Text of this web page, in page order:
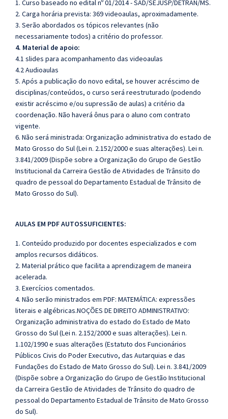
1. Curso baseado no edital nº 01/2014 - SAD/SEJUSP/DETRAN/MS.
2. Carga horária prevista: 369 videoaulas, aproximadamente.
3. Serão abordados os tópicos relevantes (não
necessariamente todos) a critério do professor.
4. Material de apoio:
4.1 slides para acompanhamento das videoaulas
4.2 Audioaulas
5. Após a publicação do novo edital, se houver acréscimo de
disciplinas/conteúdos, o curso será reestruturado (podendo
existir acréscimo e/ou supressão de aulas) a critério da
coordenação. Não haverá ônus para o aluno com contrato
vigente.
6. Não será ministrada: Organização administrativa do estado de
Mato Grosso do Sul (Lei n. 2.152/2000 e suas alterações). Lei n.
3.841/2009 (Dispõe sobre a Organização do Grupo de Gestão
Institucional da Carreira Gestão de Atividades de Trânsito do
quadro de pessoal do Departamento Estadual de Trânsito de
Mato Grosso do Sul).
AULAS EM PDF AUTOSSUFICIENTES:
1. Conteúdo produzido por docentes especializados e com
amplos recursos didáticos.
2. Material prático que facilita a aprendizagem de maneira
acelerada.
3. Exercícios comentados.
4. Não serão ministrados em PDF: MATEMÁTICA: expressões
literais e algébricas.NOÇÕES DE DIREITO ADMINISTRATIVO:
Organização administrativa do estado do Estado de Mato
Grosso do Sul (Lei n. 2.152/2000 e suas alterações). Lei n.
1.102/1990 e suas alterações (Estatuto dos Funcionários
Públicos Civis do Poder Executivo, das Autarquias e das
Fundações do Estado de Mato Grosso do Sul). Lei n. 3.841/2009
(Dispõe sobre a Organização do Grupo de Gestão Institucional
da Carreira Gestão de Atividades de Trânsito do quadro de
pessoal do Departamento Estadual de Trânsito de Mato Grosso
do Sul).